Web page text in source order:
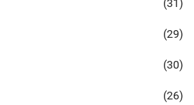
(31)
(29)
(30)
(26)